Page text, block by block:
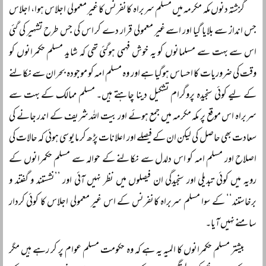
گزشتہ دنوں مکہ مکرمہ میں مسلم سربراہ کانفرنس کا غیر معمولی اجلاس ہوا، اجلاس
جس انداز سے بلایا گیا اور اسے غیر معمولی قرار دے کر اس کی جس طرح تشہیر کی گئی
اس سے بہت سے مسلمانوں کو یہ خوش فہمی ہوگئی تھی کہ شاید مسلم حکمرانوں کو
وقت کی ضروریات کا احساس ہوگیا ہے اور وہ مسلم امہ کو موجودہ بحران سے نکالنے
کے لیے کوئی سنجیدہ پروگرام تشکیل دینا چاہتے ہیں۔ مسلم ممالک کے بہت سے
سربراہ اس موقع پر مکہ مکرمہ میں جمع ہوئے اور بیت اللہ شریف کے اندر جانے کی
سعادت بھی حاصل کی لیکن ان کے فیصلے اور اعلانات پڑھ کر مایوسی ہوئی کہ حالات کی
اصلاح اور مسلم امہ کو اس دلدل سے نکالنے کے حوالہ سے مسلم حکمرانوں کے
رویہ میں کوئی تبدیلی اور سنجیدگی ان فیصلوں میں نظر نہیں آئی اور ’’نشستند و گفتند و
برخاستند‘‘ کے سوا مسلم سربراہ کانفرنس کے اس غیر معمولی اجلاس کا کوئی کردار
سامنے نہیں آیا۔
بیشتر مسلم حکمرانوں کا المیہ یہ ہے کہ وہ حکومت مسلم عوام پر کر رہے ہیں مگر